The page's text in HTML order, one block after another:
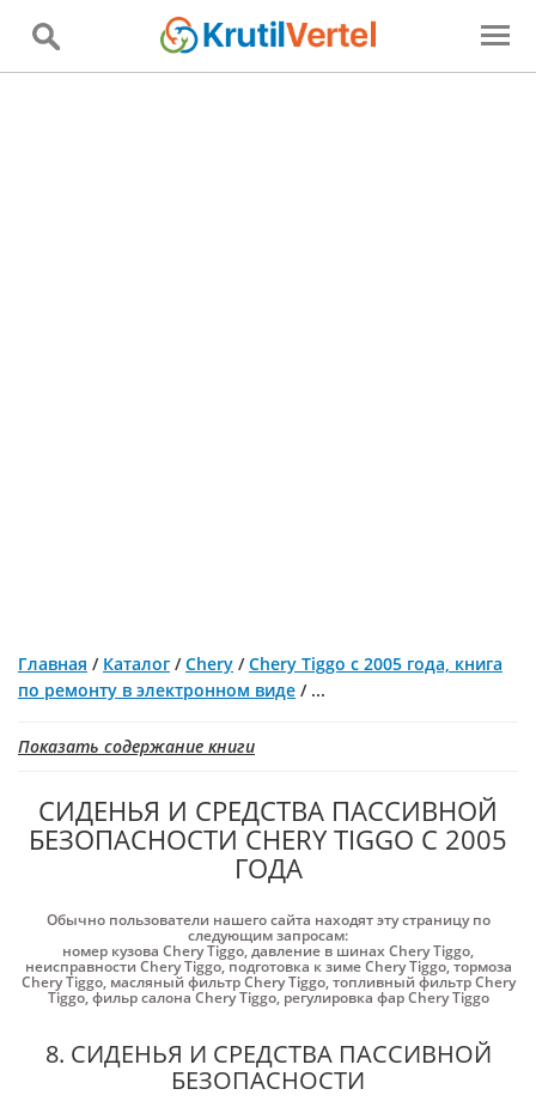
Главная / Каталог /Chery /Chery Tiggo с 2005 года, книга
по ремонту в электронном виде / ...
Показать содержание книги
СИДЕНЬЯ И СРЕДСТВА ПАССИВНОЙ
БЕЗОПАСНОСТИ CHERY TIGGO С 2005
ГОДА
Обычно пользователи нашего сайта находят эту страницу по
следующим запросам:
номер кузова Chery Tiggo,давление в шинах Chery Tiggo,
неисправности Chery Tiggo,подготовка к зиме Chery Tiggo,тормоза
Chery Tiggo, масляный фильтр Chery Tiggo,топливный фильтр Chery
Tiggo,фильр салона Chery Tiggo,регулировка фар Chery Tiggo
8. СИДЕНЬЯ И СРЕДСТВА ПАССИВНОЙ
БЕЗОПАСНОСТИ